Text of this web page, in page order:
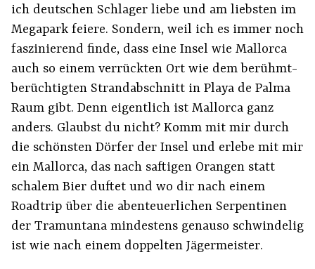
ich deutschen Schlager liebe und am liebsten im
Megapark feiere. Sondern, weil ich es immer noch
faszinierend finde, dass eine Insel wie Mallorca
auch so einem verrückten Ort wie dem berühmt-
berüchtigten Strandabschnitt in Playa de Palma
Raum gibt. Denn eigentlich ist Mallorca ganz
anders. Glaubst du nicht? Komm mit mir durch
die schönsten Dörfer der Insel und erlebe mit mir
ein Mallorca, das nach saftigen Orangen statt
schalem Bier duftet und wo dir nach einem
Roadtrip über die abenteuerlichen Serpentinen
der Tramuntana mindestens genauso schwindelig
ist wie nach einem doppelten Jägermeister.